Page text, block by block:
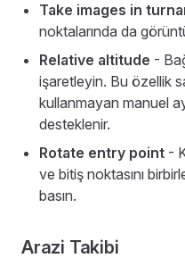
Take images in
noktalarında da
Relative altitude -
işaretleyin. Bu özellik
kullanmayan manuel
desteklenir.
Rotate entry point -
ve bitiş noktasını
basın.
Arazi Takibi